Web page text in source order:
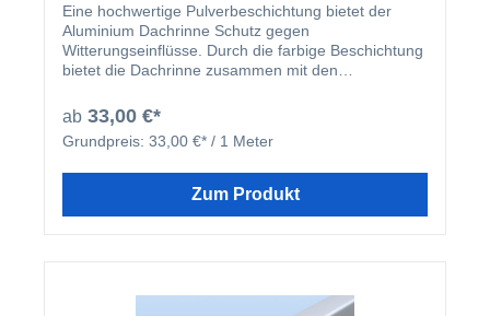
Eine hochwertige Pulverbeschichtung bietet der
Aluminium Dachrinne Schutz gegen
Witterungseinflüsse. Durch die farbige Beschichtung
bietet die Dachrinne zusammen mit den
homogenes Gesamtbild.
ab 33,00 €*
Grundpreis: 33,00 €* / 1 Meter
Zum Produkt